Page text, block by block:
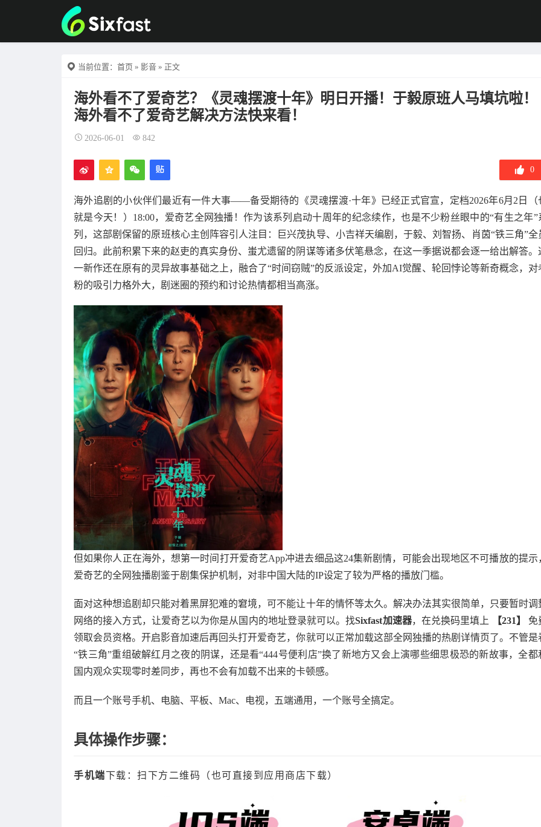
当前位置： 首页 » 影音 » 正文
海外看不了爱奇艺？《灵魂摆渡十年》明日开播！于毅原班人马填坑啦！
海外看不了爱奇艺解决方法快来看！
2026-06-01 842
0
海外追剧的小伙伴们最近有一件大事——备受期待的《灵魂摆渡·十年》已经正式官宣，定档2026年6月2日（
就是今天！）18:00，爱奇艺全网独播 ！作为该系列启动十周年的纪念续作，也是不少粉丝眼中的“有生之年”
列，这部剧保留的原班核心主创阵容引人注目：巨兴茂执导、小吉祥天编剧，于毅、刘智扬、肖茵“铁三角”全
回归。此前积累下来的赵吏的真实身份、蚩尤遗留的阴谋等诸多伏笔悬念，在这一季据说都会逐一给出解答。
一新作还在原有的灵异故事基础之上，融合了“时间窃贼”的反派设定，外加AI觉醒、轮回悖论等新奇概念，对
粉的吸引力格外大，剧迷圈的预约和讨论热情都相当高涨。
但如果你人正在海外，想第一时间打开爱奇艺App冲进去细品这24集新剧情，可能会出现地区不可播放的提示
爱奇艺的全网独播剧鉴于剧集保护机制，对非中国大陆的IP设定了较为严格的播放门槛。
面对这种想追剧却只能对着黑屏犯难的窘境，可不能让十年的情怀等太久。解决办法其实很简单，只要暂时调
网络的接入方式，让爱奇艺以为你是从国内的地址登录就可以。找Sixfast加速器，在兑换码里填上 【231】
免
领取会员资格。开启影音加速后再回头打开爱奇艺，你就可以正常加载这部全网独播的热剧详情页了。不管是
“铁三角”重组破解红月之夜的阴谋，还是看“444号便利店”换了新地方又会上演哪些细思极恐的新故事，全都
国内观众实现零时差同步，再也不会有加载不出来的卡顿感。
而且一个账号手机、电脑、平板、Mac、电视，五端通用，一个账号全搞定。
具体操作步骤：
手机端下载：扫下方二维码（也可直接到应用商店下载）